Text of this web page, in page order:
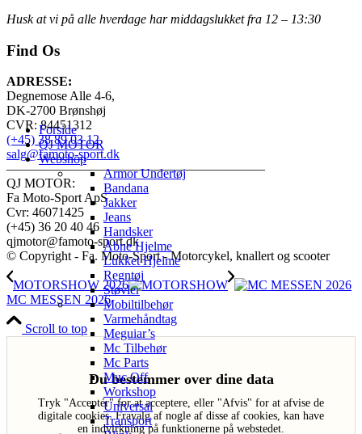
Forside
QJ MOTOR
Webshop
Armor Undertøj
Bandana
Jakker
Jeans
Handsker
Åbne Hjelme
Lukket Hjelme
Regntøj
Støvler
Mobiltilbehør
Varmehåndtag
Meguiar’s
Mc Tilbehør
Mc Parts
Muc Off
Workshop
Universal
Transport
Husk at vi på alle hverdage har middagslukket fra 12 – 13:30
Find Os
ADRESSE:
Degnemose Alle 4-6,
DK-2700 Brønshøj
CVR: 84451312
(+45) 38 89 03 12
salg@famoto-sport.dk
————————————————————
QJ MOTOR:
Fa Moto-Sport ApS
Cvr: 46071425
(+45) 36 20 40 46
qjmotor@famoto-sport.dk
© Copyright - Fa. Moto-Sport - Motorcykel, knallert og scooter
MOTORSHOW 2026
MC MESSEN 2026
Scroll to top
Du bestemmer over dine data
Tryk "Acceptér" for at acceptere, eller "Afvis" for at afvise de
digitale cookies. Fravalg af nogle af disse af cookies, kan have
en indvirkning på funktionerne på webstedet.